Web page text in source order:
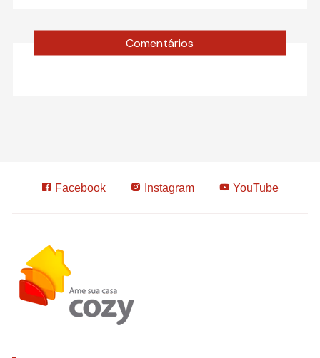
Comentários
Facebook Instagram YouTube